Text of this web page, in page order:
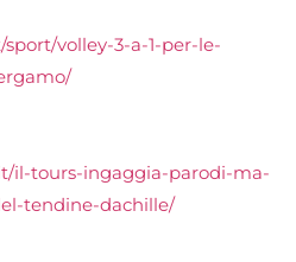
volley-3-a-1-per-le-
il-tours-ingaggia-parodi-ma-
tendine-dachille/